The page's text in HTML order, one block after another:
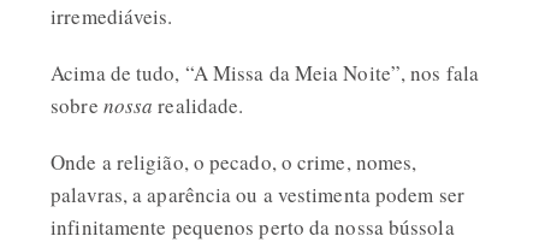
irremediáveis.
Acima de tudo, “A Missa da Meia Noite”, nos fala
sobre nossa realidade.
Onde a religião, o pecado, o crime, nomes,
palavras, a aparência ou a vestimenta podem ser
infinitamente pequenos perto da nossa bússola